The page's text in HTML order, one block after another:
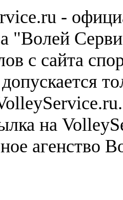
-
"Волей
с сайта
на
агенство